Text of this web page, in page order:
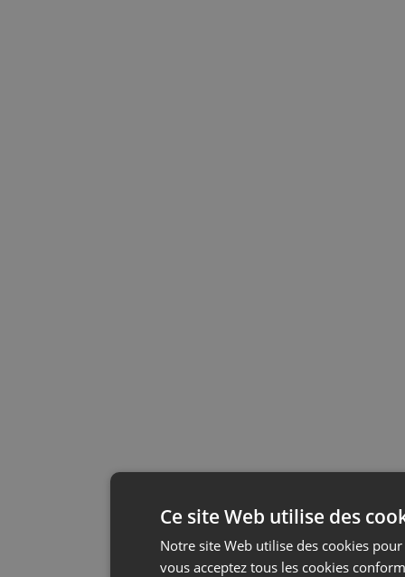
Ce site Web utilise des
Notre site Web utilise des cookies
vous acceptez tous les cookies